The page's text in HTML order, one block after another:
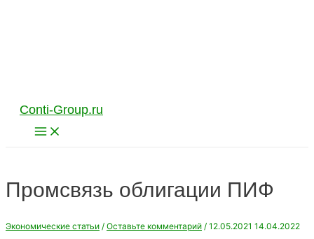
Conti-Group.ru
Main
Menu
Промсвязь облигации ПИФ
Экономические статьи / Оставьте комментарий / 12.05.2021 14.04.2022